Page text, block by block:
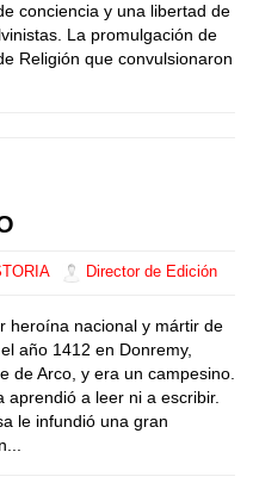
conciencia y una libertad de
La promulgación de
Religión que convulsionaron
Director de Edición
heroína nacional y mártir de
año 1412 en Donremy,
de Arco, y era un campesino.
a leer ni a escribir.
le infundió una gran